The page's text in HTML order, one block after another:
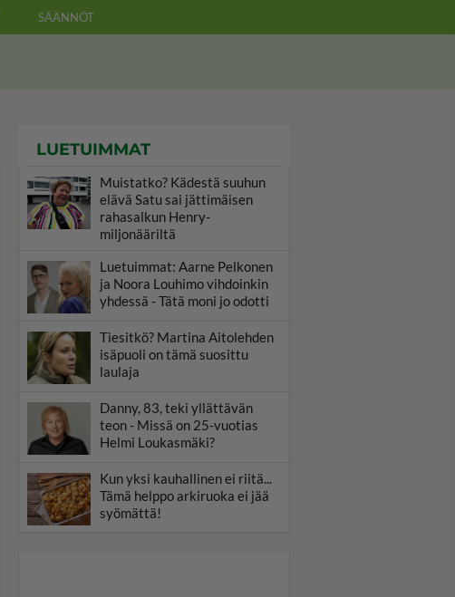
SÄÄNNÖT
LUETUIMMAT
Muistatko? Kädestä suuhun
elävä Satu sai jättimäisen
rahasalkun Henry-
miljonääriltä
Luetuimmat: Aarne Pelkonen
ja Noora Louhimo vihdoinkin
yhdessä - Tätä moni jo odotti
Tiesitkö? Martina Aitolehden
isäpuoli on tämä suosittu
laulaja
Danny, 83, teki yllättävän
teon - Missä on 25-vuotias
Helmi Loukasmäki?
Kun yksi kauhallinen ei riitä...
Tämä helppo arkiruoka ei jää
syömättä!